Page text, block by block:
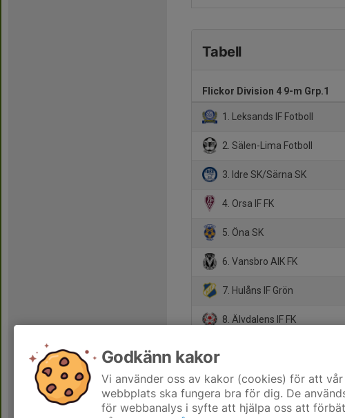
Tabell
Flickor Division 4 9-m Grp.1
1. Leksands IF Fotboll
2. Sälen-Lima Fotboll
3. Idre SK/Särna SK
4. Orsa IF FK
5. Öna SK
6. Vansbro AIK FK
7. Hulåns IF Grön
8. Älvdalens IF FK
10. Hulåns IF Vit
Godkänn kakor
Vi använder oss av kakor (cookies) för att vår
webbplats ska fungera bra för dig. De
för webbanalys i syfte att hjälpa oss att